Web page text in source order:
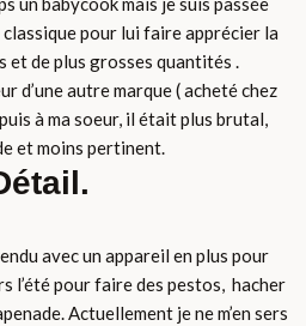
pour lui faire apprécier la
et de plus grosses quantités .
d’une autre marque ( acheté chez
à ma soeur, il était plus brutal,
et moins pertinent.
avec un appareil en plus pour
l’été pour faire des pestos, hacher
Actuellement je ne m’en sers